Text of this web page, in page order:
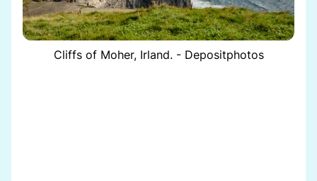
Cliffs of Moher, Irland. - Depositphotos